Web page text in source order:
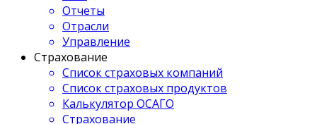
Отчеты
Отрасли
Управление
Страхование
Список страховых компаний
Список страховых продуктов
Калькулятор ОСАГО
Страхование